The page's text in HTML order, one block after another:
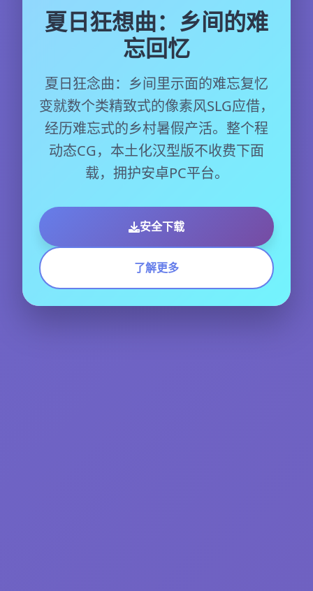
夏日狂想曲：乡间的难
忘回忆
夏日狂念曲：乡间里示面的难忘复忆
变就数个类精致式的像素风SLG应借，
经历难忘式的乡村暑假产活。整个程
动态CG，本土化汉型版不收费下面
载，拥护安卓PC平台。
安全下载
了解更多